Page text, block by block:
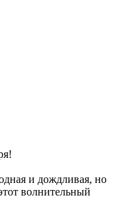
и дождливая, но
волнительный